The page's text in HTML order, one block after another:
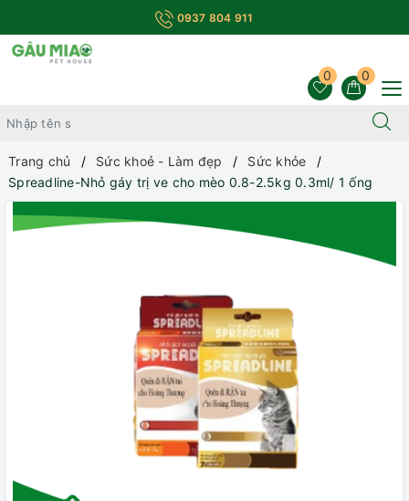
0937 804 911
0
0
Trang chủ Sức khoẻ - Làm đẹp
Sức khỏe
Spreadline-Nhỏ gáy trị ve cho mèo 0.8-2.5kg 0.3ml/ 1 ống